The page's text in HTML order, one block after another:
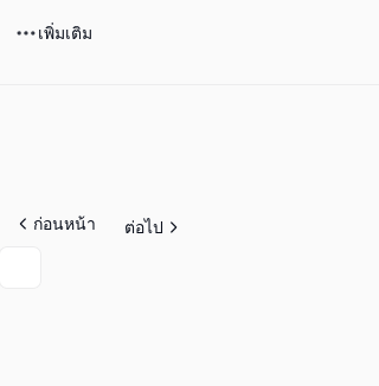
เพิ่มเติม
ก่อนหน้า ต่อไป